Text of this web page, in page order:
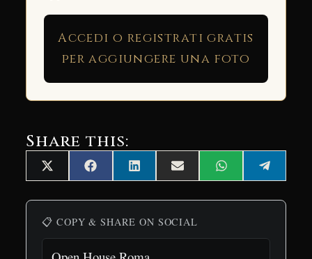
Accedi o registrati gratis
per aggiungere una foto
Share this:
Share
on
X
(Twitter)
Share
on
FacebookShare
on
LinkedInShare
on
Email Share
on
WhatsAppShare
on
📋 COPY & SHARE ON SOCIAL